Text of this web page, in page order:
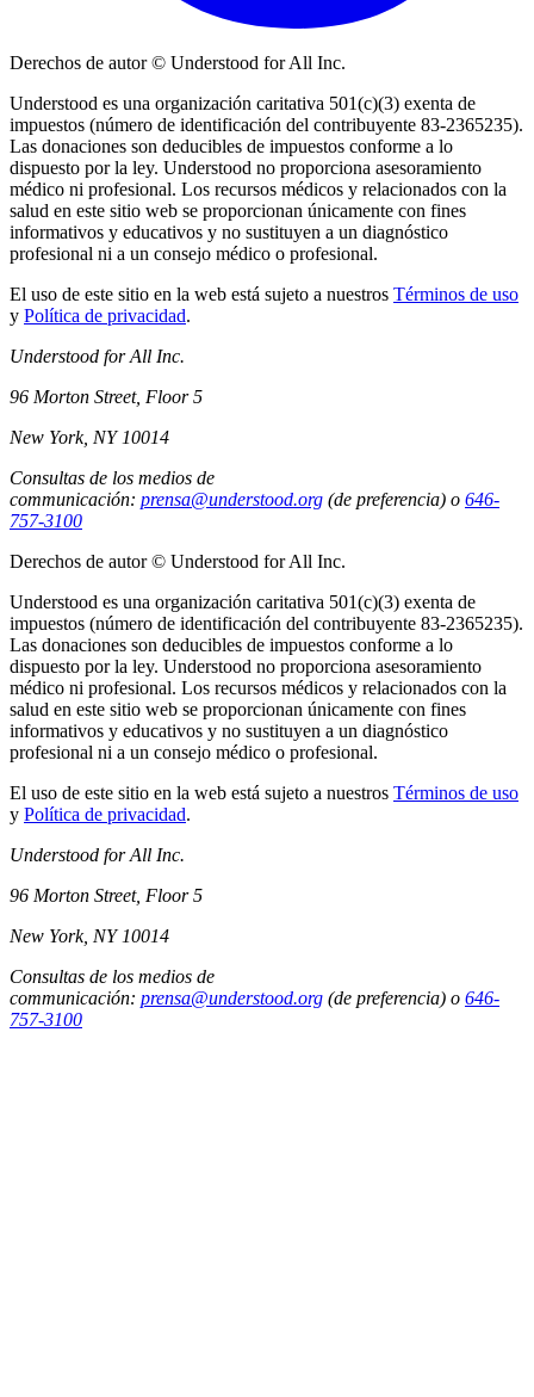
Derechos de autor © Understood for All Inc.
Understood es una organización caritativa 501(c)(3) exenta de
impuestos (número de identificación del contribuyente 83-2365235).
Las donaciones son deducibles de impuestos conforme a lo
dispuesto por la ley. Understood no proporciona asesoramiento
médico ni profesional. Los recursos médicos y relacionados con la
salud en este sitio web se proporcionan únicamente con fines
informativos y educativos y no sustituyen a un diagnóstico
profesional ni a un consejo médico o profesional.
El uso de este sitio en la web está sujeto a nuestros Términos de uso
y Política de privacidad.
Understood for All Inc.
96 Morton Street, Floor 5
New York, NY 10014
Consultas de los medios de
communicación: prensa@understood.org (de preferencia) o 646-
757-3100
Derechos de autor © Understood for All Inc.
Understood es una organización caritativa 501(c)(3) exenta de
impuestos (número de identificación del contribuyente 83-2365235).
Las donaciones son deducibles de impuestos conforme a lo
dispuesto por la ley. Understood no proporciona asesoramiento
médico ni profesional. Los recursos médicos y relacionados con la
salud en este sitio web se proporcionan únicamente con fines
informativos y educativos y no sustituyen a un diagnóstico
profesional ni a un consejo médico o profesional.
El uso de este sitio en la web está sujeto a nuestros Términos de uso
y Política de privacidad.
Understood for All Inc.
96 Morton Street, Floor 5
New York, NY 10014
Consultas de los medios de
communicación: prensa@understood.org (de preferencia) o 646-
757-3100